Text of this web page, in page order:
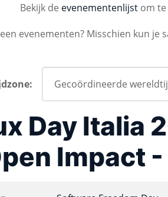
Bekijk de evenementenlijst om
evenementen? Misschien kun
Day Italia
Impact -